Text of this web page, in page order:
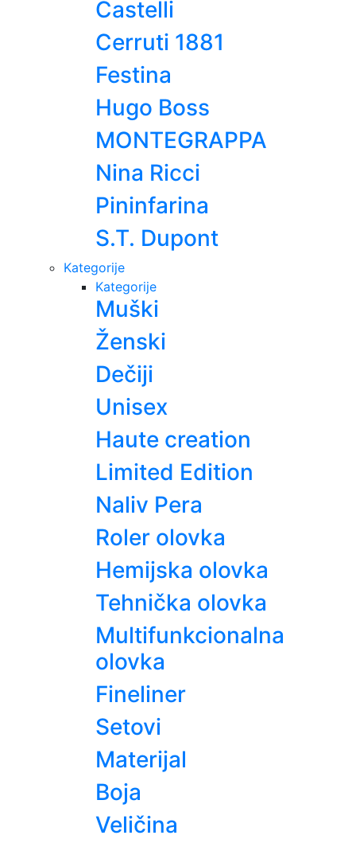
Castelli
Cerruti 1881
Festina
Hugo Boss
MONTEGRAPPA
Nina Ricci
Pininfarina
S.T. Dupont
Kategorije
Kategorije
Muški
Ženski
Dečiji
Unisex
Haute creation
Limited Edition
Naliv Pera
Roler olovka
Hemijska olovka
Tehnička olovka
Multifunkcionalna
olovka
Fineliner
Setovi
Materijal
Boja
Veličina